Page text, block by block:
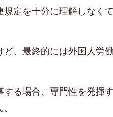
定を十分に理解しなく
、最終的には外国人労
る場合、専門性を発揮